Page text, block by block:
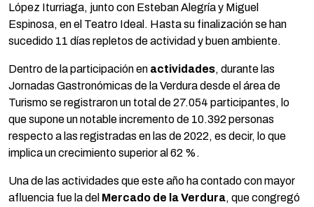
López Iturriaga, junto con Esteban Alegría y Miguel
Espinosa, en el Teatro Ideal. Hasta su finalización se han
sucedido 11 días repletos de actividad y buen ambiente.
Dentro de la participación en actividades, durante las
Jornadas Gastronómicas de la Verdura desde el área de
Turismo se registraron un total de 27.054 participantes, lo
que supone un notable incremento de 10.392 personas
respecto a las registradas en las de 2022, es decir, lo que
implica un crecimiento superior al 62 %.
Una de las actividades que este año ha contado con mayor
afluencia fue la del Mercado de la Verdura, que congregó